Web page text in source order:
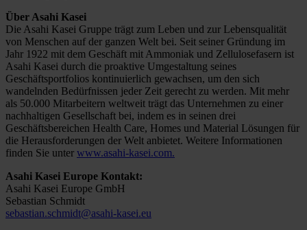
Über Asahi Kasei
Die Asahi Kasei Gruppe trägt zum Leben und zur Lebensqualität
von Menschen auf der ganzen Welt bei. Seit seiner Gründung im
Jahr 1922 mit dem Geschäft mit Ammoniak und Zellulosefasern ist
Asahi Kasei durch die proaktive Umgestaltung seines
Geschäftsportfolios kontinuierlich gewachsen, um den sich
wandelnden Bedürfnissen jeder Zeit gerecht zu werden. Mit mehr
als 50.000 Mitarbeitern weltweit trägt das Unternehmen zu einer
nachhaltigen Gesellschaft bei, indem es in seinen drei
Geschäftsbereichen Health Care, Homes und Material Lösungen für
die Herausforderungen der Welt anbietet. Weitere Informationen
finden Sie unter www.asahi-kasei.com.
Asahi Kasei Europe Kontakt:
Asahi Kasei Europe GmbH
Sebastian Schmidt
sebastian.schmidt@asahi-kasei.eu